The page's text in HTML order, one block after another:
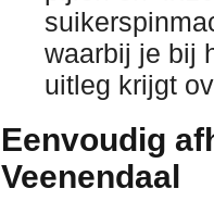
waarbij je bij
uitleg krijgt
Eenvoudig
Veenendaal